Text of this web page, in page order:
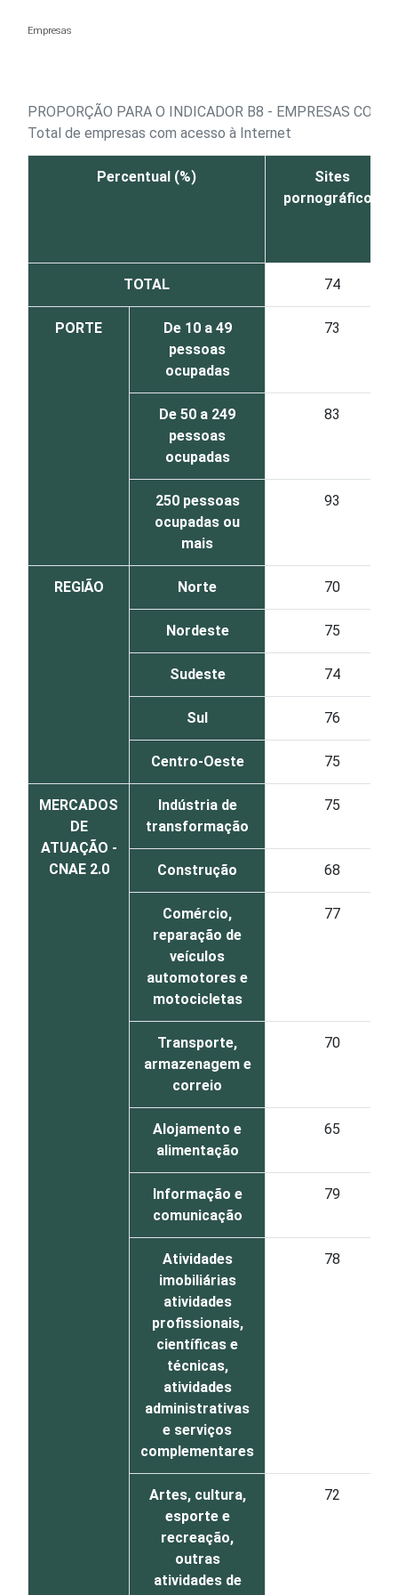
Empresas
PROPORÇÃO PARA O INDICADOR B8 - EMPRESAS COM
Total de empresas com acesso à Internet
Percentual (%)
Sites
pornográficos
TOTAL 74
PORTE
De 10 a 49
pessoas
ocupadas
73
De 50 a 249
pessoas
ocupadas
83
250 pessoas
ocupadas ou
mais
93
REGIÃO Norte 70
Nordeste 75
Sudeste 74
Sul 76
Centro-Oeste 75
MERCADOS
DE
ATUAÇÃO -
CNAE 2.0
Indústria de
transformação
75
Construção 68
Comércio,
reparação de
veículos
automotores e
motocicletas
77
Transporte,
armazenagem e
correio
70
Alojamento e
alimentação
65
Informação e
comunicação
79
Atividades
imobiliárias
atividades
profissionais,
científicas e
técnicas,
atividades
administrativas
e serviços
complementares
78
Artes, cultura,
esporte e
recreação,
outras
atividades de
72